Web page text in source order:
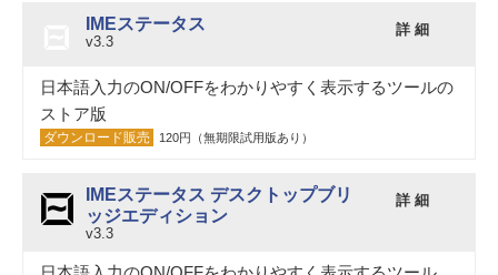
IMEステータス
v3.3
詳 細
日本語入力のON/OFFをわかりやすく表示するツールの
ストア版
ダウンロード販売 120円（無期限試用版あり）
IMEステータス デスクトップブリ
ッジエディション
v3.3
詳 細